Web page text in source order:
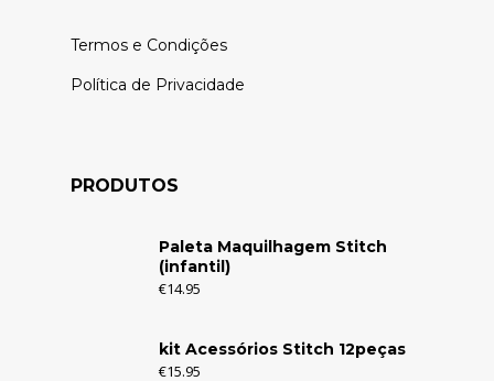
Termos e Condições
Política de Privacidade
PRODUTOS
Paleta Maquilhagem Stitch
(infantil)
€14.95
kit Acessórios Stitch 12peças
€15.95